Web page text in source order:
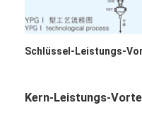
Schlüssel-Leistungs-
Kern-Leistungs-